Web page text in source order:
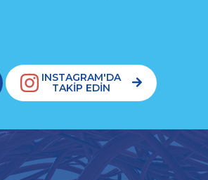
INSTAGRAM'DA
TAKİP EDİN